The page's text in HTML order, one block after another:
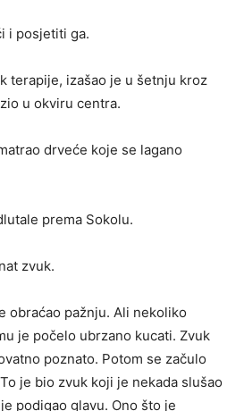
i posjetiti ga.
terapije, izašao je u šetnju kroz
u okviru centra.
drveće koje se lagano
prema Sokolu.
zvuk.
obraćao pažnju. Ali nekoliko
je počelo ubrzano kucati. Zvuk
poznato. Potom se začulo
je bio zvuk koji je nekada slušao
podigao glavu. Ono što je